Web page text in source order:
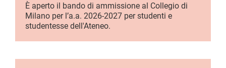
È aperto il bando di ammissione al Collegio di
Milano per l’a.a. 2026-2027 per studenti e
studentesse dell'Ateneo.